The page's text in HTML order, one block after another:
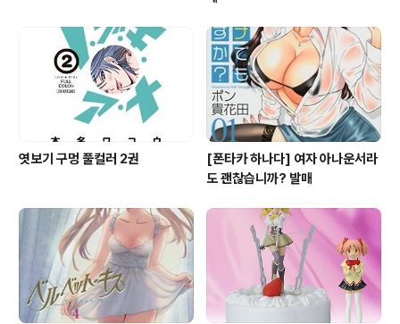
엿보기 구멍 풀컬러 2권
[폰타카 하나다] 여자 아나운서라
도 괜찮습니까? 발매